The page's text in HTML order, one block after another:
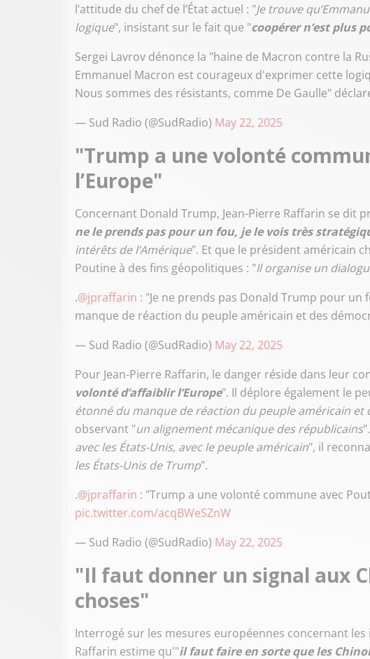
l’attitude du chef de l’État actuel : "Je trouve
logique", insistant sur le fait que "coopérer n’est plus
Sergei Lavrov dénonce la "haine de Macron contre la
Emmanuel Macron est courageux d'exprimer cette
Nous sommes des résistants, comme De Gaulle"
— Sud Radio (@SudRadio) May 22, 2025
"Trump a une volonté
l’Europe"
Concernant Donald Trump, Jean-Pierre Raffarin se dit
ne le prends pas pour un fou, je le vois très
intérêts de l’Amérique". Et que le président américain
Poutine à des fins géopolitiques : "Il organise un
.@jpraffarin : "Je ne prends pas Donald Trump pour un
manque de réaction du peuple américain et des
— Sud Radio (@SudRadio) May 22, 2025
Pour Jean-Pierre Raffarin, le danger réside dans leur
volonté d’affaiblir l’Europe". Il déplore également le
étonné du manque de réaction du peuple américain et
observant "un alignement mécanique des républicains
avec les États-Unis, avec le peuple américain", il
les États-Unis de Trump".
.@jpraffarin : "Trump a une volonté commune avec
pic.twitter.com/acqBWeSZnW
— Sud Radio (@SudRadio) May 22, 2025
"Il faut donner un signal aux
choses"
Interrogé sur les mesures européennes concernant
Raffarin estime qu'"il faut faire en sorte que les